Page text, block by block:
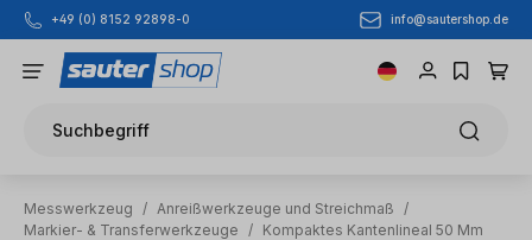
Zum Hauptinhalt springen
+49 (0) 8152 92898-0 info@sautershop.de
Suchbegriff
Messwerkzeug / Anreißwerkzeuge und Streichmaß
/
Markier- & Transferwerkzeuge
/ Kompaktes Kantenlineal 50 Mm